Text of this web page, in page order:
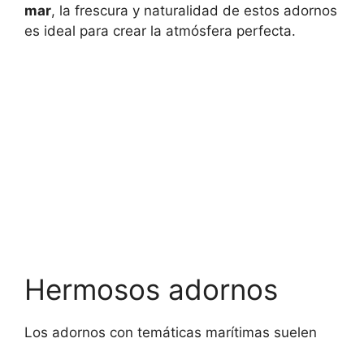
mar, la frescura y naturalidad de estos adornos
es ideal para crear la atmósfera perfecta.
Hermosos adornos
Los adornos con temáticas marítimas suelen